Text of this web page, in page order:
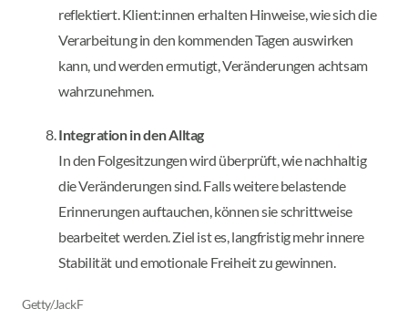
reflektiert. Klient:innen erhalten Hinweise, wie sich die
Verarbeitung in den kommenden Tagen auswirken
kann, und werden ermutigt, Veränderungen achtsam
wahrzunehmen.
Integration in den Alltag
In den Folgesitzungen wird überprüft, wie nachhaltig
die Veränderungen sind. Falls weitere belastende
Erinnerungen auftauchen, können sie schrittweise
bearbeitet werden. Ziel ist es, langfristig mehr innere
Stabilität und emotionale Freiheit zu gewinnen.
Getty/JackF